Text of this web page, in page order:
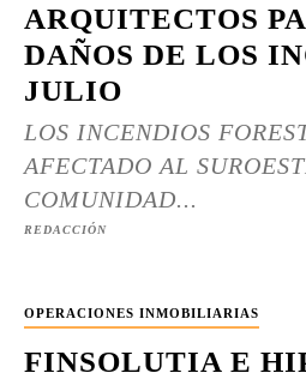
ARQUITECTOS
DAÑOS DE LOS
JULIO
LOS INCENDIOS
AFECTADO AL
COMUNIDAD...
REDACCIÓN
OPERACIONES INMOBILIARIAS
FINSOLUTIA E